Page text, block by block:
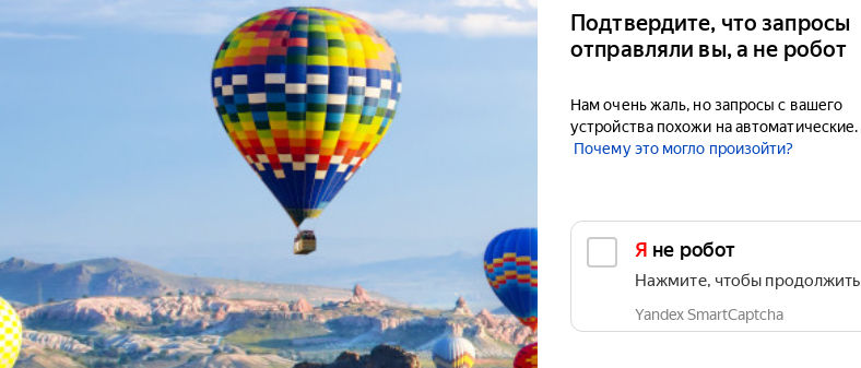
Подтвердите, что запросы
отправляли вы, а не робот
Нам очень жаль, но запросы с вашего
устройства похожи на автоматические.
Почему это могло произойти?
Я не робот
Нажмите, чтобы продолжить
Yandex SmartCaptcha